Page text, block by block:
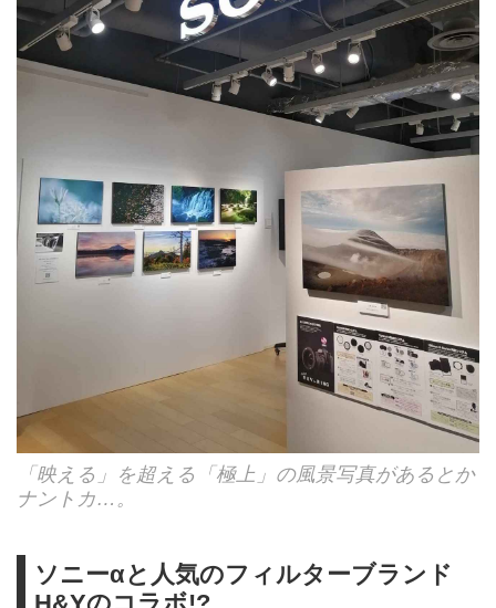
「映える」を超える「極上」の風景写真があるとか
ナントカ…。
ソニーαと人気のフィルターブランド